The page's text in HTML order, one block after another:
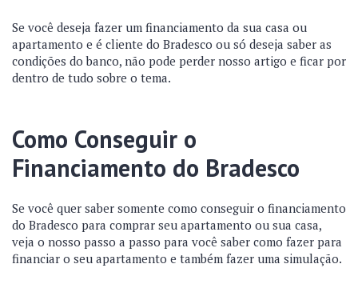
Se você deseja fazer um financiamento da sua casa ou
apartamento e é cliente do Bradesco ou só deseja saber as
condições do banco, não pode perder nosso artigo e ficar por
dentro de tudo sobre o tema.
Como Conseguir o
Financiamento do Bradesco
Se você quer saber somente como conseguir o financiamento
do Bradesco para comprar seu apartamento ou sua casa,
veja o nosso passo a passo para você saber como fazer para
financiar o seu apartamento e também fazer uma simulação.